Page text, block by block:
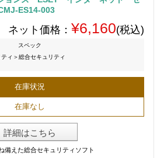
ES14-003
ネット価格： ¥6,160(税込)
スペック
ィ＞総合セキュリティ
在庫状況
在庫なし
詳細はこちら
備えた総合セキュリティソフト